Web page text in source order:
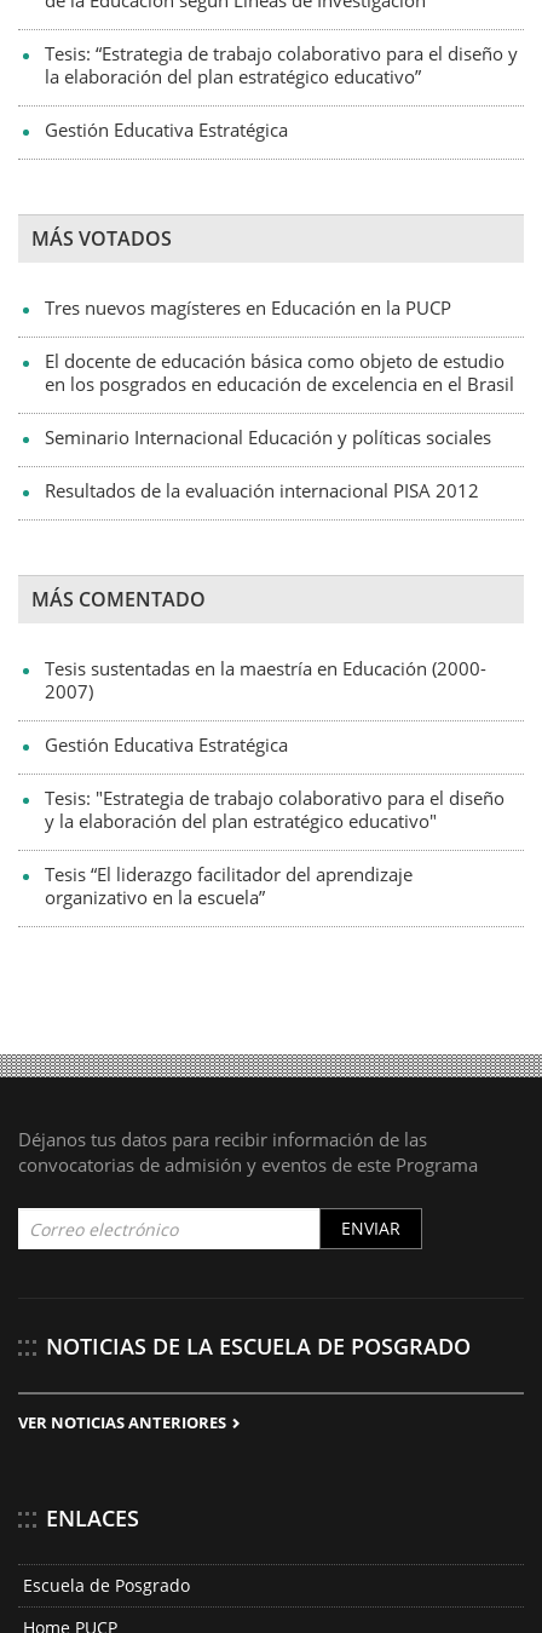
Tesis: “Estrategia de trabajo colaborativo para el diseño y
la elaboración del plan estratégico educativo”
Gestión Educativa Estratégica
MÁS VOTADOS
Tres nuevos magísteres en Educación en la PUCP
El docente de educación básica como objeto de estudio
en los posgrados en educación de excelencia en el Brasil
Seminario Internacional Educación y políticas sociales
Resultados de la evaluación internacional PISA 2012
MÁS COMENTADO
Tesis sustentadas en la maestría en Educación (2000-
2007)
Gestión Educativa Estratégica
Tesis: "Estrategia de trabajo colaborativo para el diseño
y la elaboración del plan estratégico educativo"
Tesis “El liderazgo facilitador del aprendizaje
organizativo en la escuela”
Déjanos tus datos para recibir información de las
convocatorias de admisión y eventos de este Programa
ENVIAR
NOTICIAS DE LA ESCUELA DE POSGRADO
VER NOTICIAS ANTERIORES
ENLACES
Escuela de Posgrado
Home PUCP